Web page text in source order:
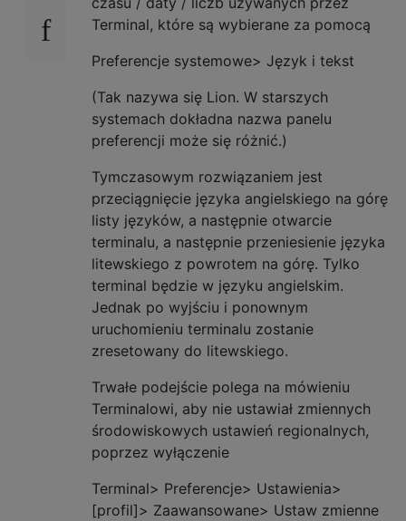
Terminal, które są wybierane za pomocą
Preferencje systemowe> Język i tekst
(Tak nazywa się Lion. W starszych
systemach dokładna nazwa panelu
preferencji może się różnić.)
Tymczasowym rozwiązaniem jest
przeciągnięcie języka angielskiego na górę
listy języków, a następnie otwarcie
terminalu, a następnie przeniesienie języka
litewskiego z powrotem na górę. Tylko
terminal będzie w języku angielskim.
Jednak po wyjściu i ponownym
uruchomieniu terminalu zostanie
zresetowany do litewskiego.
Trwałe podejście polega na mówieniu
Terminalowi, aby nie ustawiał zmiennych
środowiskowych ustawień regionalnych,
poprzez wyłączenie
Terminal> Preferencje> Ustawienia>
[profil]> Zaawansowane> Ustaw zmienne